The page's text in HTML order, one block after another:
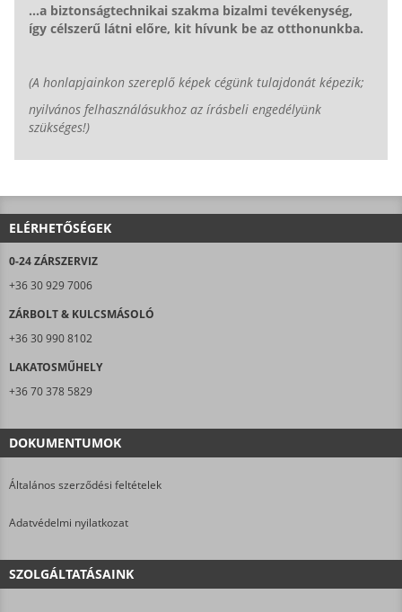
...a biztonságtechnikai szakma bizalmi tevékenység,
így célszerű látni előre, kit hívunk be az otthonunkba.
(A honlapjainkon szereplő képek cégünk tulajdonát képezik;
nyilvános felhasználásukhoz az írásbeli engedélyünk
szükséges!)
ELÉRHETŐSÉGEK
0-24 ZÁRSZERVIZ
+36 30 929 7006
ZÁRBOLT & KULCSMÁSOLÓ
+36 30 990 8102
LAKATOSMŰHELY
+36 70 378 5829
DOKUMENTUMOK
Általános szerződési feltételek
Adatvédelmi nyilatkozat
SZOLGÁLTATÁSAINK